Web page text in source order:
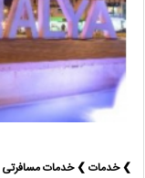
❯ خدمات ❯ خدمات مسافرتی